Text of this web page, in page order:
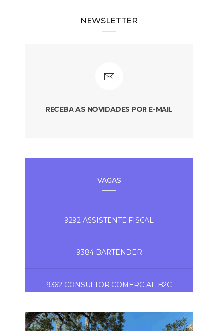
NEWSLETTER
RECEBA AS NOVIDADES POR E-MAIL
VAGAS
9292 ASSISTENTE FISCAL
9384 BARTENDER
9362 CONSULTOR COMERCIAL B2C